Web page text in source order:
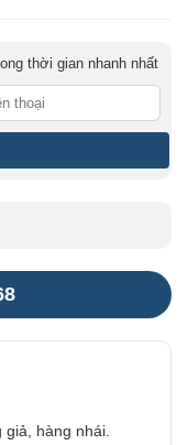
thời gian nhanh nhất
hàng nhái.